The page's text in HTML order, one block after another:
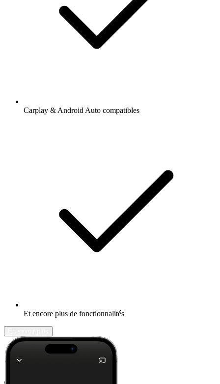
Carplay & Android Auto compatibles
Et encore plus de fonctionnalités